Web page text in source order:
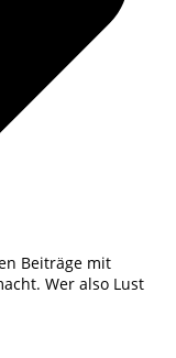
Beiträge mit
Wer also Lust